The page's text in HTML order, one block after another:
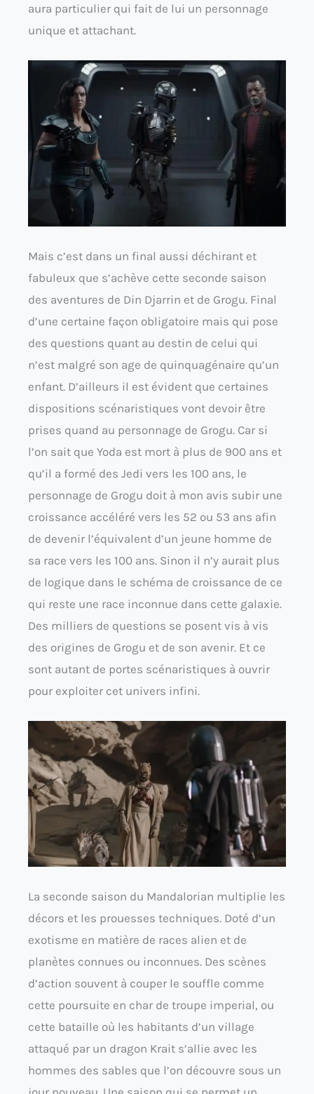
aura particulier qui fait de lui un personnage
unique et attachant.
Mais c’est dans un final aussi déchirant et
fabuleux que s’achève cette seconde saison
des aventures de Din Djarrin et de Grogu. Final
d’une certaine façon obligatoire mais qui pose
des questions quant au destin de celui qui
n’est malgré son age de quinquagénaire qu’un
enfant. D’ailleurs il est évident que certaines
dispositions scénaristiques vont devoir être
prises quand au personnage de Grogu. Car si
l’on sait que Yoda est mort à plus de 900 ans et
qu’il a formé des Jedi vers les 100 ans, le
personnage de Grogu doit à mon avis subir une
croissance accéléré vers les 52 ou 53 ans afin
de devenir l’équivalent d’un jeune homme de
sa race vers les 100 ans. Sinon il n’y aurait plus
de logique dans le schéma de croissance de ce
qui reste une race inconnue dans cette galaxie.
Des milliers de questions se posent vis à vis
des origines de Grogu et de son avenir. Et ce
sont autant de portes scénaristiques à ouvrir
pour exploiter cet univers infini.
La seconde saison du Mandalorian multiplie les
décors et les prouesses techniques. Doté d’un
exotisme en matière de races alien et de
planètes connues ou inconnues. Des scènes
d’action souvent à couper le souffle comme
cette poursuite en char de troupe imperial, ou
cette bataille où les habitants d’un village
attaqué par un dragon Krait s’allie avec les
hommes des sables que l’on découvre sous un